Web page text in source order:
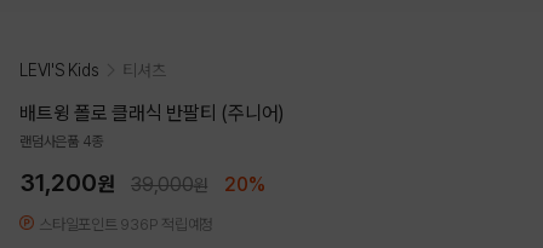
LEVI'S Kids 티셔츠
배트윙 폴로 클래식 반팔티 (주니어)
랜덤사은품 4종
31,200원 39,000원 20%
스타일포인트 936P 적립예정